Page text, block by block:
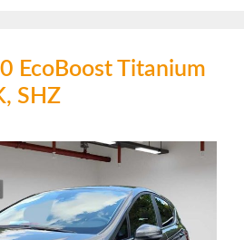
EcoBoost Titanium
SHZ